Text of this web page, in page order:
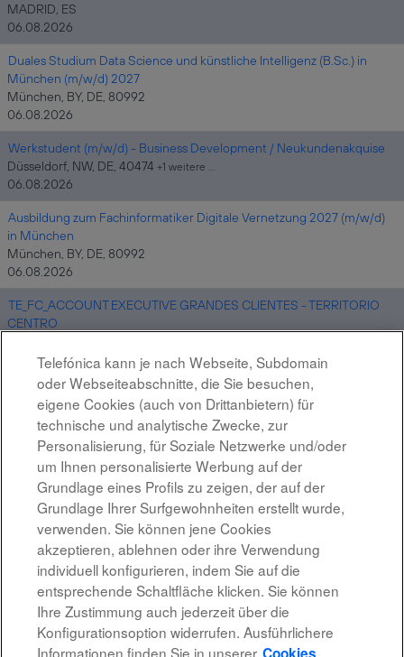
MADRID, ES
06.08.2026
Duales Studium Data Science und künstliche Intelligenz (B.Sc.) in
München (m/w/d) 2027
München, BY, DE, 80992
06.08.2026
Werkstudent (m/w/d) - Business Development / Neukundenakquise
Düsseldorf, NW, DE, 40474 +1 weitere …
06.08.2026
Ausbildung zum Fachinformatiker Digitale Vernetzung 2027 (m/w/d)
in München
München, BY, DE, 80992
06.08.2026
TE_FC_ACCOUNT EXECUTIVE GRANDES CLIENTES - TERRITORIO
CENTRO
06.08.2026
Site Reliability Engineer (SRE) - CDO Area
MADRID, ES
06.08.2026
Ergebnisse1 – 10
Rechtshinweis
Barrierefreiheit
Telefónica kann je nach Webseite, Subdomain
oder Webseiteabschnitte, die Sie besuchen,
eigene Cookies (auch von Drittanbietern) für
technische und analytische Zwecke, zur
Personalisierung, für Soziale Netzwerke und/oder
um Ihnen personalisierte Werbung auf der
Grundlage eines Profils zu zeigen, der auf der
Grundlage Ihrer Surfgewohnheiten erstellt wurde,
verwenden. Sie können jene Cookies
akzeptieren, ablehnen oder ihre Verwendung
individuell konfigurieren, indem Sie auf die
entsprechende Schaltfläche klicken. Sie können
Ihre Zustimmung auch jederzeit über die
Konfigurationsoption widerrufen. Ausführlichere
Informationen finden Sie in unserer